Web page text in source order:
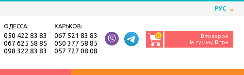
РУС
ОДЕССА:
050 422 83 83
067 625 58 85
098 322 83 83
ХАРЬКОВ:
067 521 83 83
050 377 58 85
057 727 08 08
0 0 товаров
На сумму 0 грн